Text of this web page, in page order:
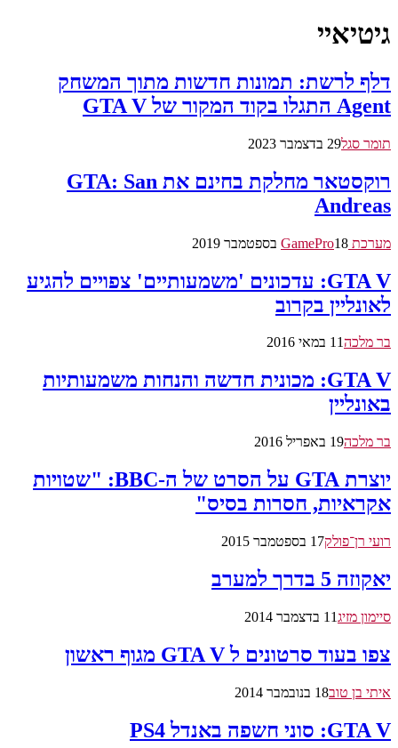
גיטיאיי
דלף לרשת: תמונות חדשות מתוך המשחק
Agent התגלו בקוד המקור של GTA V
תומר סגל29 בדצמבר 2023
רוקסטאר מחלקת בחינם את GTA: San
Andreas
מערכת GamePro 18 בספטמבר 2019
GTA V: עדכונים 'משמעותיים' צפויים להגיע
לאונליין בקרוב
בר מלכה11 במאי 2016
GTA V: מכונית חדשה והנחות משמעותיות
באונליין
בר מלכה19 באפריל 2016
יוצרת GTA על הסרט של ה-BBC: "שטויות
אקראיות, חסרות בסיס"
רועי רן־פולק17 בספטמבר 2015
יאקוזה 5 בדרך למערב
סיימון מזיג11 בדצמבר 2014
צפו בעוד סרטונים ל GTA V מגוף ראשון
איתי בן טוב18 בנובמבר 2014
GTA V: סוני חשפה באנדל PS4